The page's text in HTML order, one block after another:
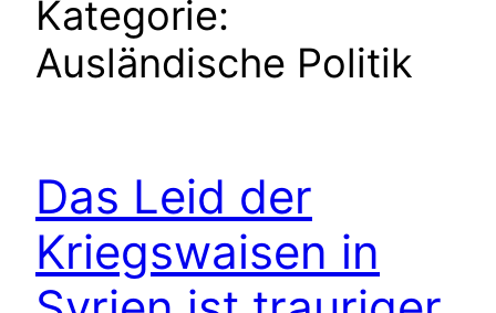
Kategorie:
Ausländische Politik
Das Leid der
Kriegswaisen in